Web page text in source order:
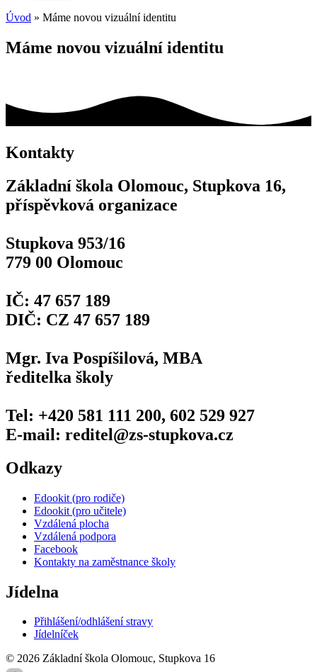
Úvod » Máme novou vizuální identitu
Máme novou vizuální identitu
Kontakty
Základní škola Olomouc, Stupkova 16,
příspěvková organizace
Stupkova 953/16
779 00 Olomouc
IČ: 47 657 189
DIČ: CZ 47 657 189
Mgr. Iva Pospíšilová, MBA
ředitelka školy
Tel: +420 581 111 200, 602 529 927
E-mail: reditel@zs-stupkova.cz
Odkazy
Edookit (pro rodiče)
Edookit (pro učitele)
Vzdálená plocha
Vzdálená podpora
Facebook
Kontakty na zaměstnance školy
Jídelna
Přihlášení/odhlášení stravy
Jídelníček
© 2026 Základní škola Olomouc, Stupkova 16